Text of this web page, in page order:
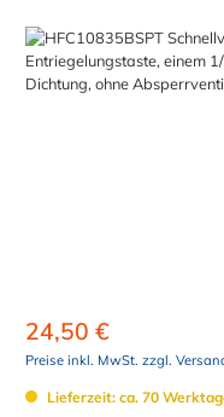
Bildergalerie überspringen
24,50 €
Preise inkl. MwSt. zzgl.
Lieferzeit: ca. 70